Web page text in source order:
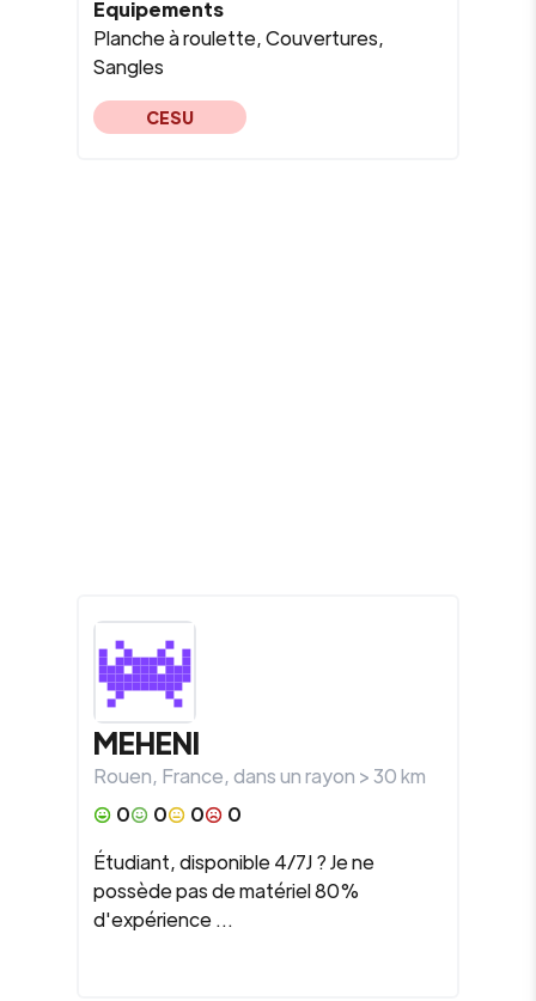
Equipements
Planche à roulette, Couvertures,
Sangles
CESU
MEHENI
Rouen, France, dans un rayon >30km
0
0 0
0
Étudiant, disponible 4/7J ? Je ne
possède pas de matériel 80%
d'expérience ...